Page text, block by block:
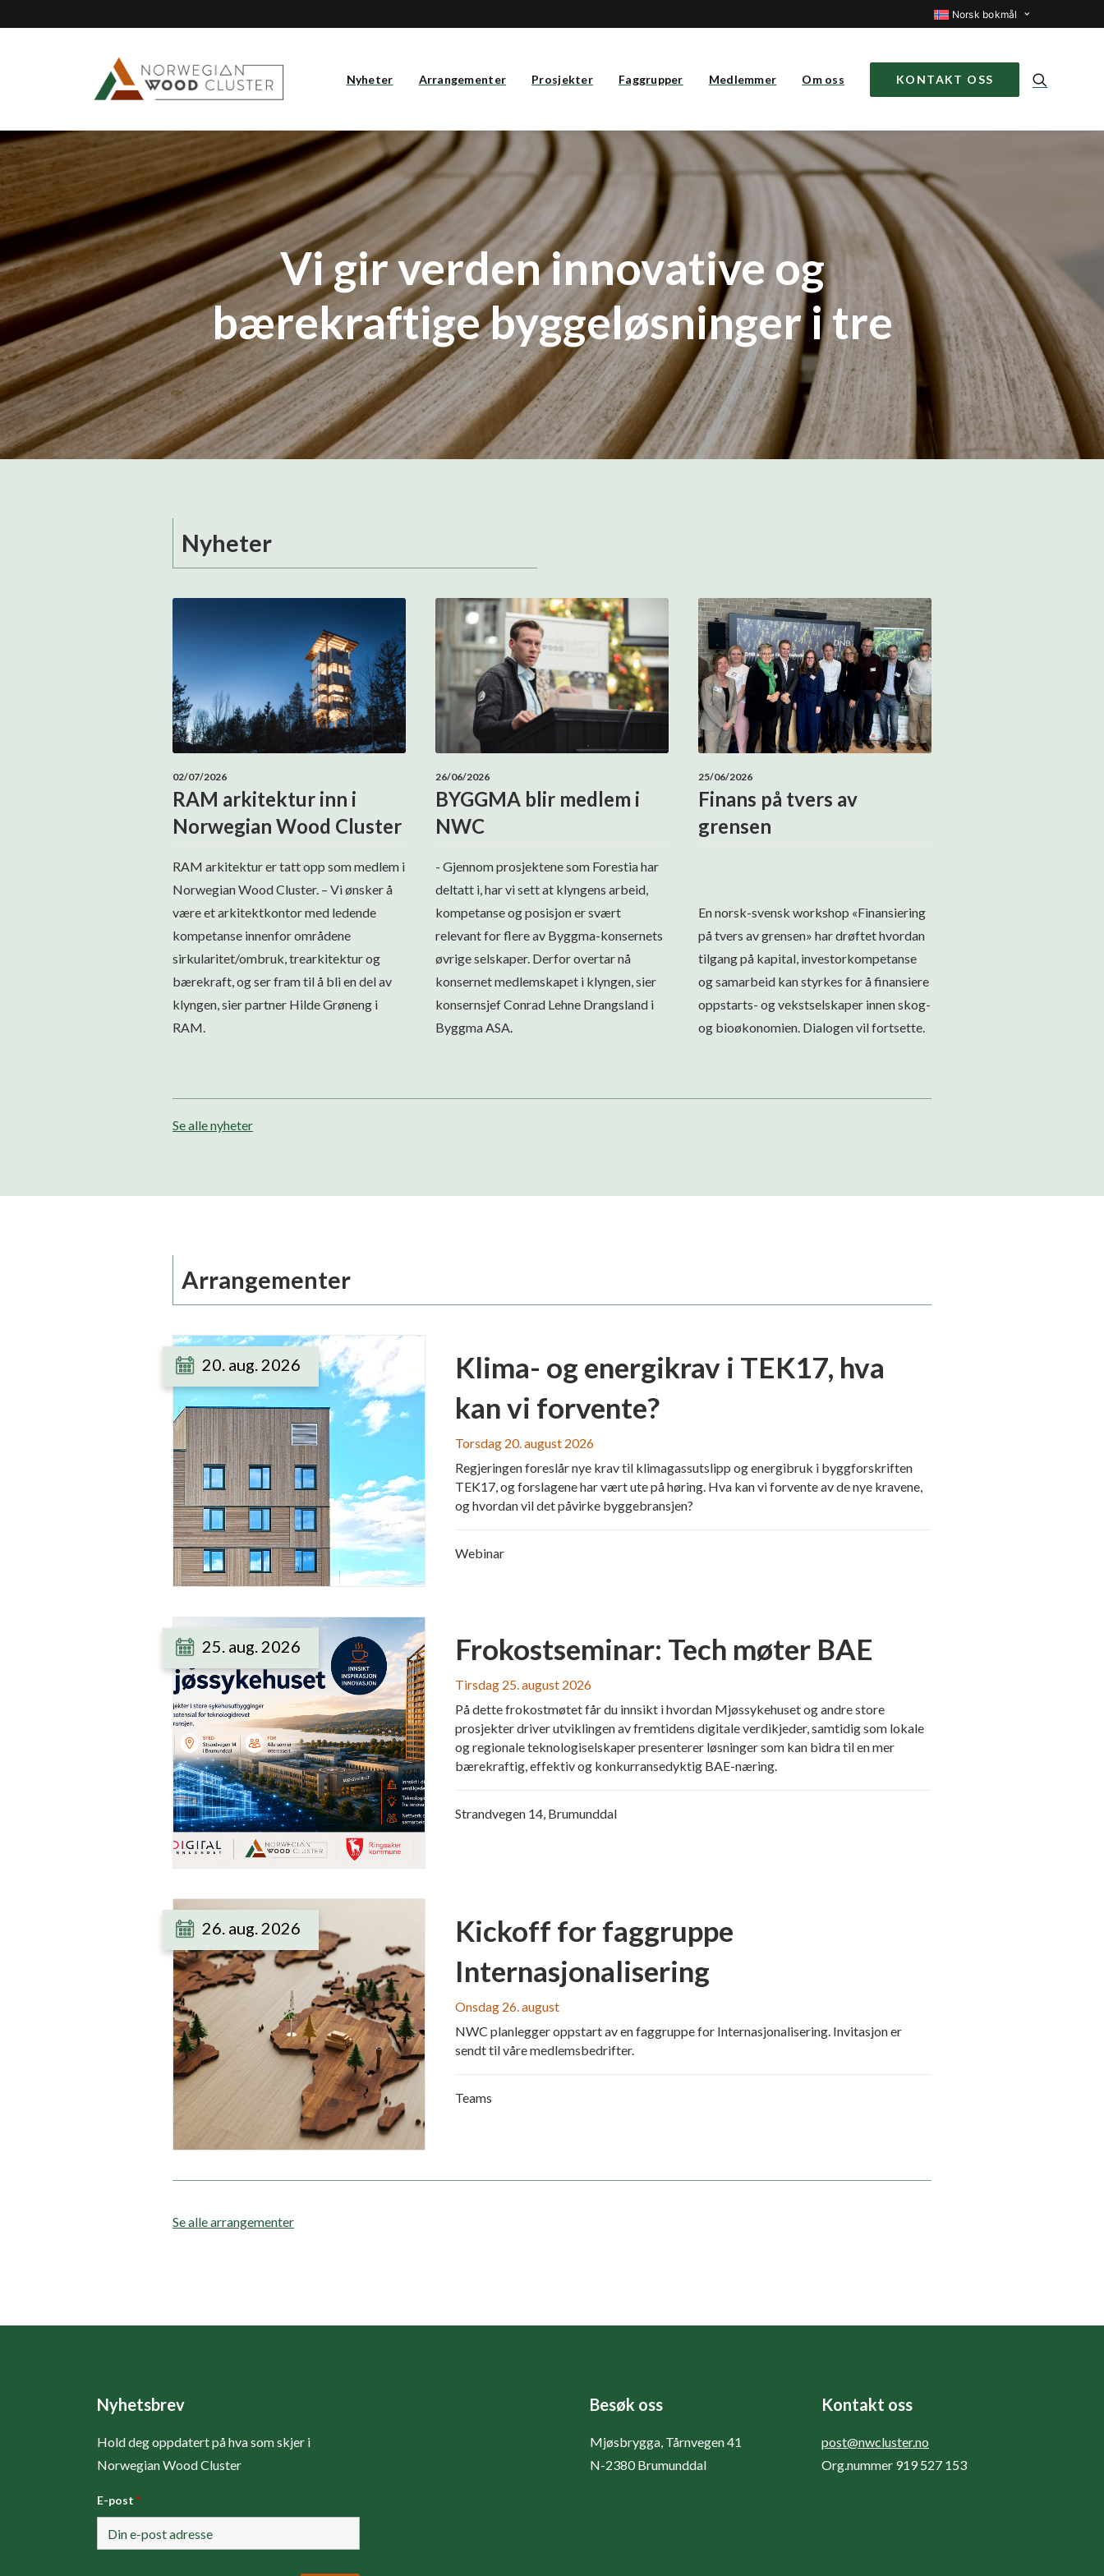
Norsk bokmål
Nyheter Arrangementer Prosjekter Faggrupper Medlemmer Om oss KONTAKT OSS
Vi gir verden innovative og
bærekraftige byggeløsninger i tre
Nyheter
02/07/2026
RAM arkitektur inn i
Norwegian Wood Cluster
RAM arkitektur er tatt opp som medlem i
Norwegian Wood Cluster. – Vi ønsker å
være et arkitektkontor med ledende
kompetanse innenfor områdene
sirkularitet/ombruk, trearkitektur og
bærekraft, og ser fram til å bli en del av
klyngen, sier partner Hilde Grøneng i
RAM.
26/06/2026
BYGGMA blir medlem i
NWC
- Gjennom prosjektene som Forestia har
deltatt i, har vi sett at klyngens arbeid,
kompetanse og posisjon er svært
relevant for flere av Byggma-konsernets
øvrige selskaper. Derfor overtar nå
konsernet medlemskapet i klyngen, sier
konsernsjef Conrad Lehne Drangsland i
Byggma ASA.
25/06/2026
Finans på tvers av
grensen
En norsk-svensk workshop «Finansiering
på tvers av grensen» har drøftet hvordan
tilgang på kapital, investorkompetanse
og samarbeid kan styrkes for å finansiere
oppstarts- og vekstselskaper innen skog-
og bioøkonomien. Dialogen vil fortsette.
Se alle nyheter
Arrangementer
20. aug. 2026
Klima- og energikrav i TEK17, hva
kan vi forvente?
Torsdag 20. august 2026
Regjeringen foreslår nye krav til klimagassutslipp og energibruk i byggforskriften
TEK17, og forslagene har vært ute på høring. Hva kan vi forvente av de nye kravene,
og hvordan vil det påvirke byggebransjen?
Webinar
25. aug. 2026 Frokostseminar: Tech møter BAE
Tirsdag 25. august 2026
På dette frokostmøtet får du innsikt i hvordan Mjøssykehuset og andre store
prosjekter driver utviklingen av fremtidens digitale verdikjeder, samtidig som lokale
og regionale teknologiselskaper presenterer løsninger som kan bidra til en mer
bærekraftig, effektiv og konkurransedyktig BAE-næring.
Strandvegen 14, Brumunddal
26. aug. 2026
Kickoff for faggruppe
Internasjonalisering
Onsdag 26. august
NWC planlegger oppstart av en faggruppe for Internasjonalisering. Invitasjon er
sendt til våre medlemsbedrifter.
Teams
Se alle arrangementer
Nyhetsbrev
Hold deg oppdatert på hva som skjer i
Norwegian Wood Cluster
E-post *
Besøk oss
Mjøsbrygga, Tårnvegen 41
N-2380 Brumunddal
Kontakt oss
post@nwcluster.no
Org.nummer 919 527 153